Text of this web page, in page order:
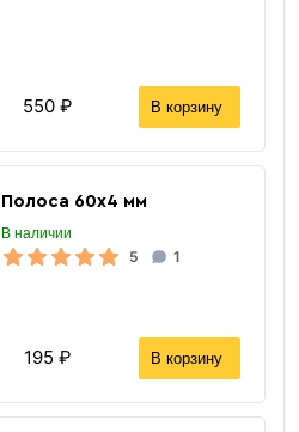
550 ₽ В корзину
Полоса 60х4 мм
В наличии
5 1
195 ₽ В корзину
25.7 кг
0.3084 тн